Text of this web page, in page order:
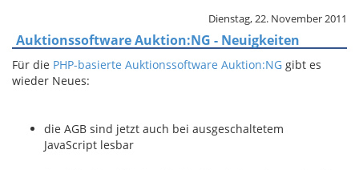
Dienstag, 22. November 2011
Auktionssoftware Auktion:NG - Neuigkeiten
Für die PHP-basierte Auktionssoftware Auktion:NG gibt es
wieder Neues:
die AGB sind jetzt auch bei ausgeschaltetem
JavaScript lesbar